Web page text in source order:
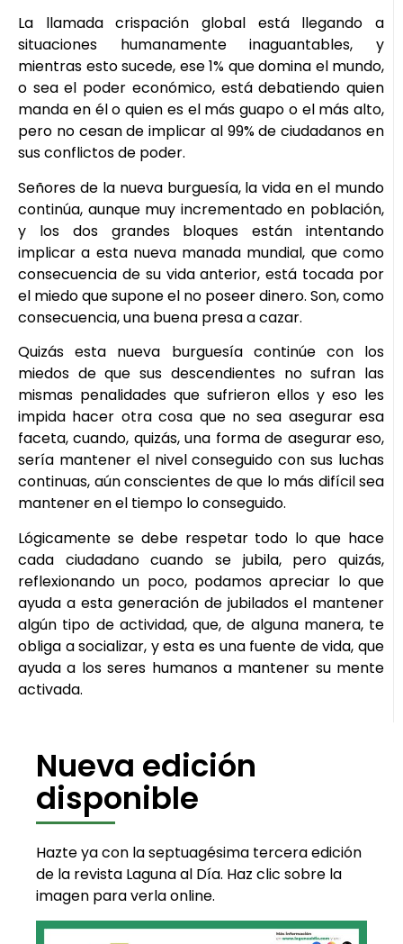
La llamada crispación global está llegando a
situaciones humanamente inaguantables, y
mientras esto sucede, ese 1% que domina el mundo,
o sea el poder económico, está debatiendo quien
manda en él o quien es el más guapo o el más alto,
pero no cesan de implicar al 99% de ciudadanos en
sus conflictos de poder.
Señores de la nueva burguesía, la vida en el mundo
continúa, aunque muy incrementado en población,
y los dos grandes bloques están intentando
implicar a esta nueva manada mundial, que como
consecuencia de su vida anterior, está tocada por
el miedo que supone el no poseer dinero. Son, como
consecuencia, una buena presa a cazar.
Quizás esta nueva burguesía continúe con los
miedos de que sus descendientes no sufran las
mismas penalidades que sufrieron ellos y eso les
impida hacer otra cosa que no sea asegurar esa
faceta, cuando, quizás, una forma de asegurar eso,
sería mantener el nivel conseguido con sus luchas
continuas, aún conscientes de que lo más difícil sea
mantener en el tiempo lo conseguido.
Lógicamente se debe respetar todo lo que hace
cada ciudadano cuando se jubila, pero quizás,
reflexionando un poco, podamos apreciar lo que
ayuda a esta generación de jubilados el mantener
algún tipo de actividad, que, de alguna manera, te
obliga a socializar, y esta es una fuente de vida, que
ayuda a los seres humanos a mantener su mente
activada.
Nueva edición
disponible
Hazte ya con la septuagésima tercera edición
de la revista Laguna al Día. Haz clic sobre la
imagen para verla online.